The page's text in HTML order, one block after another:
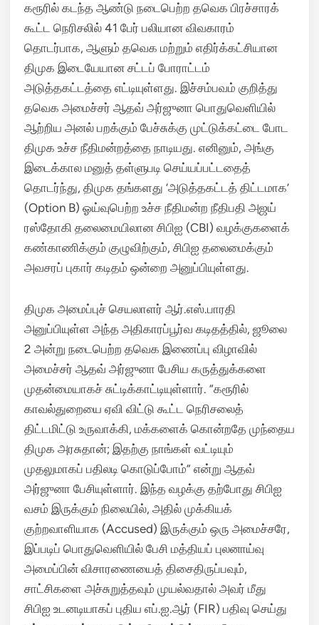
கரூரில் கடந்த ஆண்டு நடைபெற்ற தவெக பிரச்சாரக்
கூட்ட நெரிசலில் 41 பேர் பலியான விவகாரம்
தொடர்பாக, ஆளும் தவெக மற்றும் எதிர்க்கட்சியான
திமுக இடையேயான சட்டப் போராட்டம்
அடுத்தகட்டத்தை எட்டியுள்ளது. இச்சம்பவம் குறித்து
தவெக அமைச்சர் ஆதவ் அர்ஜுனா பொதுவெளியில்
ஆற்றிய அனல் பறக்கும் பேச்சுக்கு முட்டுக்கட்டை போட
திமுக உச்ச நீதிமன்றத்தை நாடியது. எனினும், அங்கு
இடைக்கால மனுத் தள்ளுபடி செய்யப்பட்டதைத்
தொடர்ந்து, திமுக தங்களது ‘அடுத்தகட்டத் திட்டமாக’
(Option B) ஓய்வுபெற்ற உச்ச நீதிமன்ற நீதிபதி அஜய்
ரஸ்தோகி தலைமையிலான சிபிஐ (CBI) வழக்குகளைக்
கண்காணிக்கும் குழுவிற்கும், சிபிஐ தலைமைக்கும்
அவசரப் புகார் கடிதம் ஒன்றை அனுப்பியுள்ளது.
திமுக அமைப்புச் செயலாளர் ஆர்.எஸ்.பாரதி
அனுப்பியுள்ள அந்த அதிகாரப்பூர்வ கடிதத்தில், ஜூலை
2 அன்று நடைபெற்ற தவெக இணைப்பு விழாவில்
அமைச்சர் ஆதவ் அர்ஜுனா பேசிய கருத்துக்களை
முதன்மையாகச் சுட்டிக்காட்டியுள்ளார். “கரூரில்
காவல்துறையை ஏவி விட்டு கூட்ட நெரிசலைத்
திட்டமிட்டு உருவாக்கி, மக்களைக் கொன்றதே முந்தைய
திமுக அரசுதான்; இதற்கு நாங்கள் வட்டியும்
முதலுமாகப் பதிலடி கொடுப்போம்” என்று ஆதவ்
அர்ஜுனா பேசியுள்ளார். இந்த வழக்கு தற்போது சிபிஐ
வசம் இருக்கும் நிலையில், அதில் முக்கியக்
குற்றவாளியாக (Accused) இருக்கும் ஒரு அமைச்சரே,
இப்படிப் பொதுவெளியில் பேசி மத்தியப் புலனாய்வு
அமைப்பின் விசாரணையைத் திசைதிருப்பவும்,
சாட்சிகளை அச்சுறுத்தவும் முயல்வதால் அவர் மீது
சிபிஐ உடனடியாகப் புதிய எப்.ஐ.ஆர் (FIR) பதிவு செய்து